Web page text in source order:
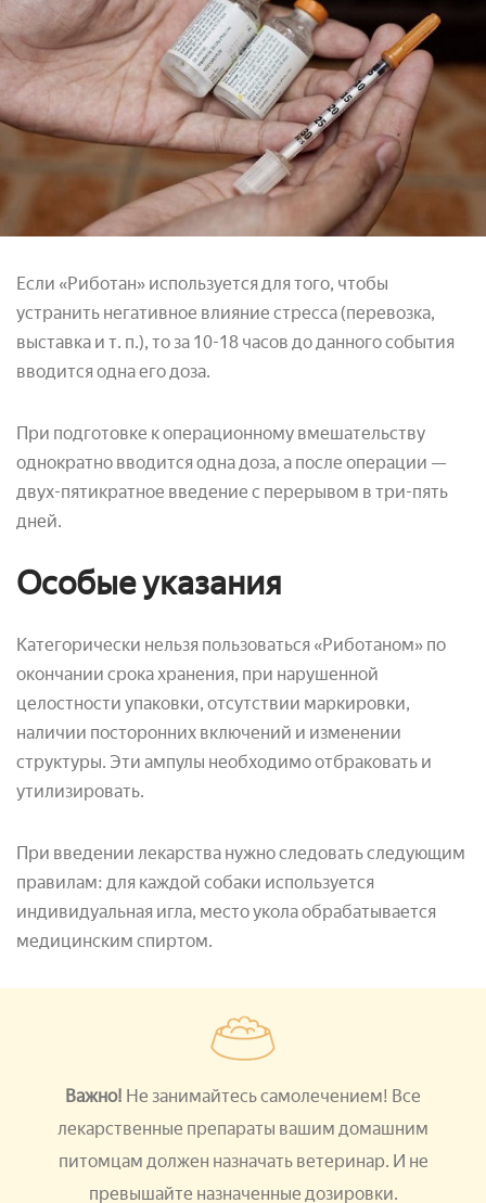
Если «Риботан» используется для того, чтобы
устранить негативное влияние стресса (перевозка,
выставка и т. п.), то за 10-18 часов до данного события
вводится одна его доза.
При подготовке к операционному вмешательству
однократно вводится одна доза, а после операции —
двух-пятикратное введение с перерывом в три-пять
дней.
Особые указания
Категорически нельзя пользоваться «Риботаном» по
окончании срока хранения, при нарушенной
целостности упаковки, отсутствии маркировки,
наличии посторонних включений и изменении
структуры. Эти ампулы необходимо отбраковать и
утилизировать.
При введении лекарства нужно следовать следующим
правилам: для каждой собаки используется
индивидуальная игла, место укола обрабатывается
медицинским спиртом.
Важно! Не занимайтесь самолечением! Все
лекарственные препараты вашим домашним
питомцам должен назначать ветеринар. И не
превышайте назначенные дозировки.